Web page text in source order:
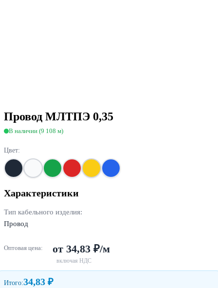
Провод МЛТПЭ 0,35
В наличии (9 108 м)
Цвет:
Характеристики
Тип кабельного изделия:
Провод
Оптовая цена: от 34,83 ₽/м
включая НДС
Итого:34,83 ₽